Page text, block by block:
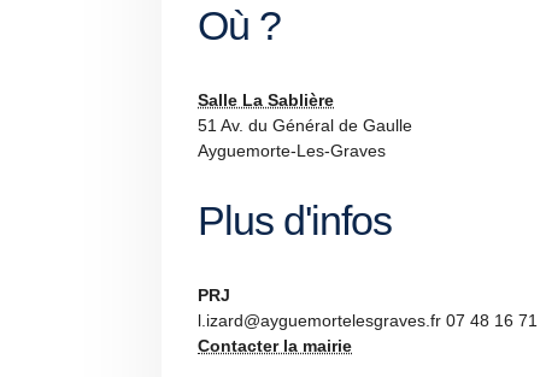
Où ?
Salle La Sablière
51 Av. du Général de Gaulle
Ayguemorte-Les-Graves
Plus d'infos
PRJ
l.izard@ayguemortelesgraves.fr 07 48 16
Contacter la mairie